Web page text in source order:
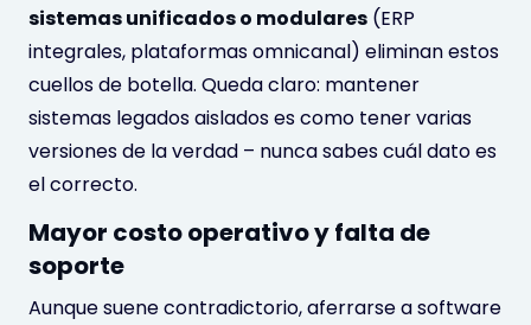
sistemas unificados o modulares (ERP
integrales, plataformas omnicanal) eliminan estos
cuellos de botella. Queda claro: mantener
sistemas legados aislados es como tener varias
versiones de la verdad – nunca sabes cuál dato es
el correcto.
Mayor costo operativo y falta de
soporte
Aunque suene contradictorio, aferrarse a software